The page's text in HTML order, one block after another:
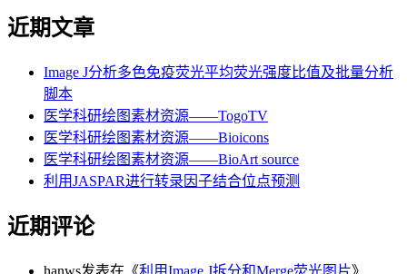
近期文章
Image J分析多色免疫荧光平均荧光强度比值及批量分析
脚本
医学科研绘图素材资源——TogoTV
医学科研绘图素材资源——Bioicons
医学科研绘图素材资源——BioArt source
利用JASPAR进行转录因子结合位点预测
近期评论
hanws发表在《利用Image J拆分和Merge荧光图片》